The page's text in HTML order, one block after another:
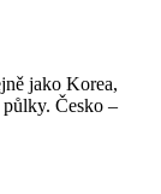
jako Korea,
Česko –